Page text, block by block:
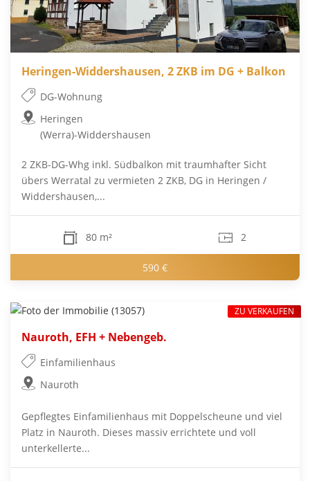
Heringen-Widdershausen, 2 ZKB im DG + Balkon
DG-Wohnung
Heringen
(Werra)-Widdershausen
2 ZKB-DG-Whg inkl. Südbalkon mit traumhafter Sicht
übers Werratal zu vermieten 2 ZKB, DG in Heringen /
Widdershausen,...
80 m² 2
590 €
Nauroth, EFH + Nebengeb.
Einfamilienhaus
Nauroth
Gepflegtes Einfamilienhaus mit Doppelscheune und viel
Platz in Nauroth. Dieses massiv errichtete und voll
unterkellerte...
ZU VERKAUFEN